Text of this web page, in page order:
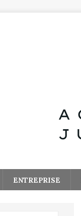
ENTREPRISE